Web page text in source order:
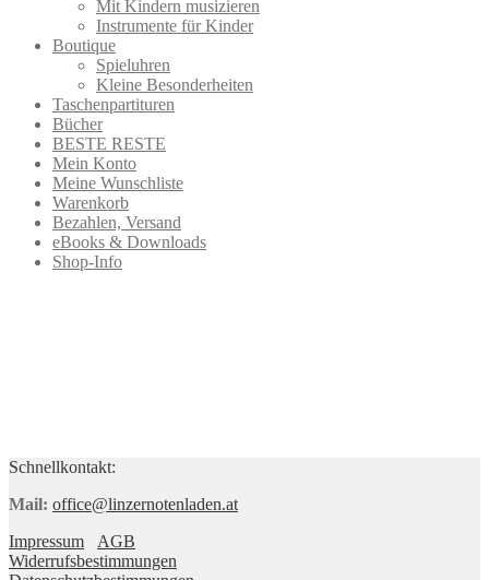
Mit Kindern musizieren
Instrumente für Kinder
Boutique
Spieluhren
Kleine Besonderheiten
Taschenpartituren
Bücher
BESTE RESTE
Mein Konto
Meine Wunschliste
Warenkorb
Bezahlen, Versand
eBooks & Downloads
Shop-Info
Schnellkontakt:
Mail: office@linzernotenladen.at
Impressum
AGB
Widerrufsbestimmungen